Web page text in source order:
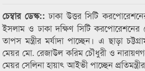
চেম্বার ডেস্ক::ঢাকা উত্তর সিটি
ইসলাম ও ঢাকা দক্ষিণ সিটি
তাপস মন্ত্রীর মর্যাদা পাচ্ছেন। এ ছাড়া
মেয়র মো. রেজাউল করিম চৌধুরী ও
মেয়র সেলিনা হায়াৎ আইভী পাচ্ছেন প্রতিমন্ত্রীর